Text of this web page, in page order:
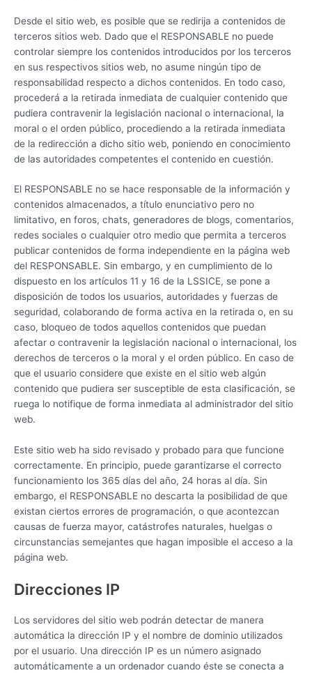
Desde el sitio web, es posible que se redirija a contenidos de
terceros sitios web. Dado que el RESPONSABLE no puede
controlar siempre los contenidos introducidos por los terceros
en sus respectivos sitios web, no asume ningún tipo de
responsabilidad respecto a dichos contenidos. En todo caso,
procederá a la retirada inmediata de cualquier contenido que
pudiera contravenir la legislación nacional o internacional, la
moral o el orden público, procediendo a la retirada inmediata
de la redirección a dicho sitio web, poniendo en conocimiento
de las autoridades competentes el contenido en cuestión.
El RESPONSABLE no se hace responsable de la información y
contenidos almacenados, a título enunciativo pero no
limitativo, en foros, chats, generadores de blogs, comentarios,
redes sociales o cualquier otro medio que permita a terceros
publicar contenidos de forma independiente en la página web
del RESPONSABLE. Sin embargo, y en cumplimiento de lo
dispuesto en los artículos 11 y 16 de la LSSICE, se pone a
disposición de todos los usuarios, autoridades y fuerzas de
seguridad, colaborando de forma activa en la retirada o, en su
caso, bloqueo de todos aquellos contenidos que puedan
afectar o contravenir la legislación nacional o internacional, los
derechos de terceros o la moral y el orden público. En caso de
que el usuario considere que existe en el sitio web algún
contenido que pudiera ser susceptible de esta clasificación, se
ruega lo notifique de forma inmediata al administrador del sitio
web.
Este sitio web ha sido revisado y probado para que funcione
correctamente. En principio, puede garantizarse el correcto
funcionamiento los 365 días del año, 24 horas al día. Sin
embargo, el RESPONSABLE no descarta la posibilidad de que
existan ciertos errores de programación, o que acontezcan
causas de fuerza mayor, catástrofes naturales, huelgas o
circunstancias semejantes que hagan imposible el acceso a la
página web.
Direcciones IP
Los servidores del sitio web podrán detectar de manera
automática la dirección IP y el nombre de dominio utilizados
por el usuario. Una dirección IP es un número asignado
automáticamente a un ordenador cuando éste se conecta a